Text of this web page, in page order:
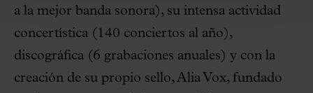
a la mejor banda sonora), su intensa actividad
concertística (140 conciertos al año),
discográfica (6 grabaciones anuales) y con la
creación de su propio sello, Alia Vox, fundado